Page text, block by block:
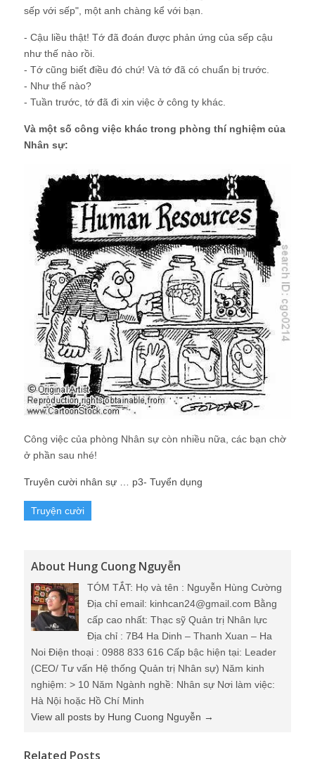
sếp với sếp", một anh chàng kể với bạn.
- Cậu liều thật! Tớ đã đoán được phản ứng của sếp cậu
như thế nào rồi.
- Tớ cũng biết điều đó chứ! Và tớ đã có chuẩn bị trước.
- Như thế nào?
- Tuần trước, tớ đã đi xin việc ở công ty khác.
Và một số công việc khác trong phòng thí nghiệm của
Nhân sự:
Công việc của phòng Nhân sự còn nhiều nữa, các bạn chờ
ở phần sau nhé!
Truyên cười nhân sự … p3- Tuyển dụng
Truyện cười
About Hung Cuong Nguyễn
TÓM TẮT: Họ và tên : Nguyễn Hùng Cường
Địa chỉ email: kinhcan24@gmail.com Bằng
cấp cao nhất: Thạc sỹ Quản trị Nhân lực
Địa chỉ : 7B4 Ha Dinh – Thanh Xuan – Ha
Noi Điện thoại : 0988 833 616 Cấp bậc hiện tại: Leader
(CEO/ Tư vấn Hệ thống Quản trị Nhân sự) Năm kinh
nghiệm: > 10 Năm Ngành nghề: Nhân sự Nơi làm việc:
Hà Nội hoặc Hồ Chí Minh
View all posts by Hung Cuong Nguyễn →
Related Posts